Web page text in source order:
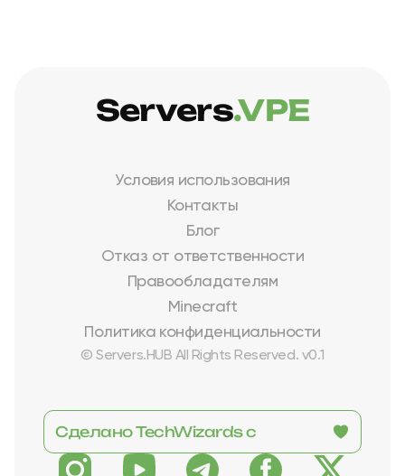
Условия использования
Контакты
Блог
Отказ от ответственности
Правообладателям
Minecraft
Политика конфиденциальности
© Servers.HUB All Rights Reserved. v0.1
Servers.VPE
Сделано TechWizards с